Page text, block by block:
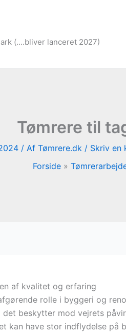
(....bliver lanceret 2027)
Tømrere til
/ Af Tømrere.dk / Skriv en
Forside
af kvalitet og erfaring
rolle i byggeri og
det beskytter mod vejrets
kan have stor indflydelse på